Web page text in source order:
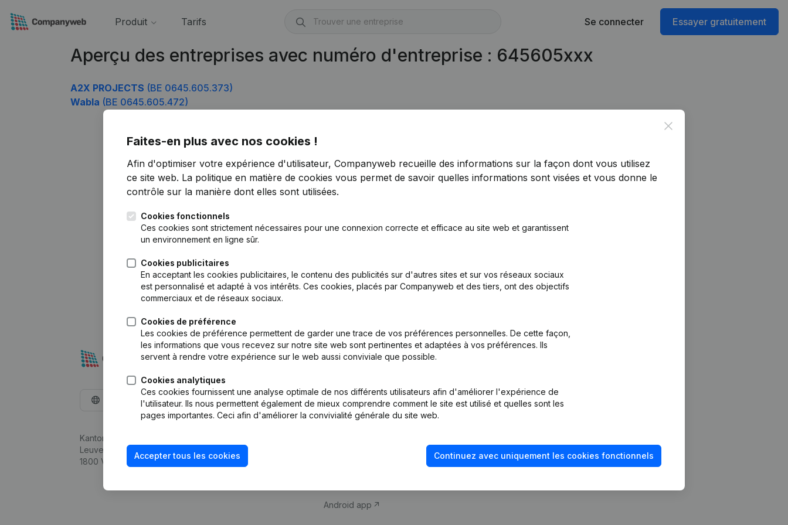
Produit Tarifs Se connecter Essayer gratuitement
Aperçu des entreprises avec numéro d'entreprise : 645605xxx
A2X PROJECTS (BE 0645.605.373)
Wabla (BE 0645.605.472)
Close
Faites-en plus avec nos cookies !
Afin d'optimiser votre expérience d'utilisateur, Companyweb recueille des informations sur la façon dont vous utilisez
ce site web. La politique en matière de cookies vous permet de savoir quelles informations sont visées et vous donne le
contrôle sur la manière dont elles sont utilisées.
Cookies fonctionnels
Ces cookies sont strictement nécessaires pour une connexion correcte et efficace au site web et garantissent
un environnement en ligne sûr.
Cookies publicitaires
En acceptant les cookies publicitaires, le contenu des publicités sur d'autres sites et sur vos réseaux sociaux
est personnalisé et adapté à vos intérêts. Ces cookies, placés par Companyweb et des tiers, ont des objectifs
commerciaux et de réseaux sociaux.
Cookies de préférence
Les cookies de préférence permettent de garder une trace de vos préférences personnelles. De cette façon,
les informations que vous recevez sur notre site web sont pertinentes et adaptées à vos préférences. Ils
servent à rendre votre expérience sur le web aussi conviviale que possible.
Cookies analytiques
Ces cookies fournissent une analyse optimale de nos différents utilisateurs afin d'améliorer l'expérience de
l'utilisateur. Ils nous permettent également de mieux comprendre comment le site est utilisé et quelles sont les
pages importantes. Ceci afin d'améliorer la convivialité générale du site web.
Accepter tous les cookies Continuez avec uniquement les cookies fonctionnels
Français
Kantorenpark Everest
Leuvensesteenweg 248D,
1800 Vilvoorde
Produit
d’entreprise
Monitoring
Android app
fraude
Consulter des comptes annuels
Vérification de la solvabilité